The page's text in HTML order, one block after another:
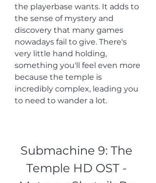
the playerbase wants. It adds to
the sense of mystery and
discovery that many games
nowadays fail to give. There's
very little hand holding,
something you'll feel even more
because the temple is
incredibly complex, leading you
to need to wander a lot.
Submachine 9: The
Temple HD OST -